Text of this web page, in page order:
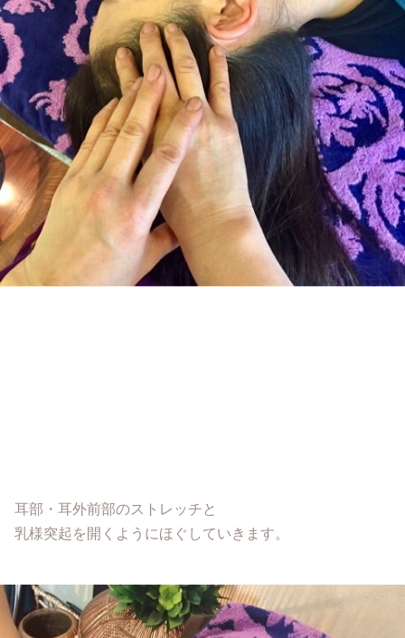
耳部・耳外前部のストレッチと
乳様突起を開くようにほぐしていきます。